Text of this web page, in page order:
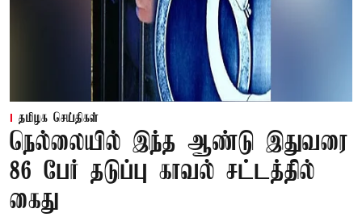
தமிழக செய்திகள்
நெல்லையில் இந்த ஆண்டு இதுவரை
86 பேர் தடுப்பு காவல் சட்டத்தில்
கைது